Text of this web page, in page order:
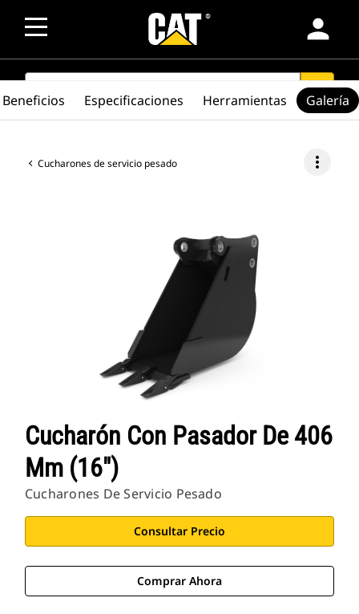
person
SEARCH search
Cucharones de servicio pesado more_vert
Cucharón Con Pasador De 406
Mm (16")
Cucharones De Servicio Pesado
Consultar Precio
Comprar Ahora
Beneficios Especificaciones Herramientas Galería